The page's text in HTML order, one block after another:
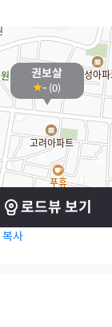
권보살
- (0)
로드뷰 보기
복사